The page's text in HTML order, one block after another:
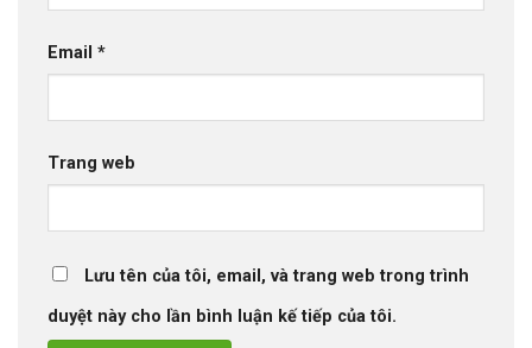
Email *
Trang web
Lưu tên của tôi, email, và trang web trong trình
duyệt này cho lần bình luận kế tiếp của tôi.